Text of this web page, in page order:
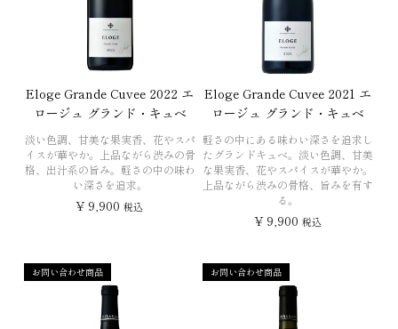
Eloge Grande Cuvee 2022 エ
ロージュ グランド・キュベ
淡い色調、甘美な果実香、花やスパ
イスが華やか。上品ながら渋みの骨
格、出汁系の旨み。軽さの中の味わ
い深さを追求。
¥ 9,900 税込
Eloge Grande Cuvee 2021 エ
ロージュ グランド・キュベ
軽さの中にある味わい深さを追求し
たグランドキュベ。淡い色調、甘美
な果実香、花やスパイスが華やか。
上品ながら渋みの骨格、旨みを有す
る。
¥ 9,900 税込
お問い合わせ商品 お問い合わせ商品